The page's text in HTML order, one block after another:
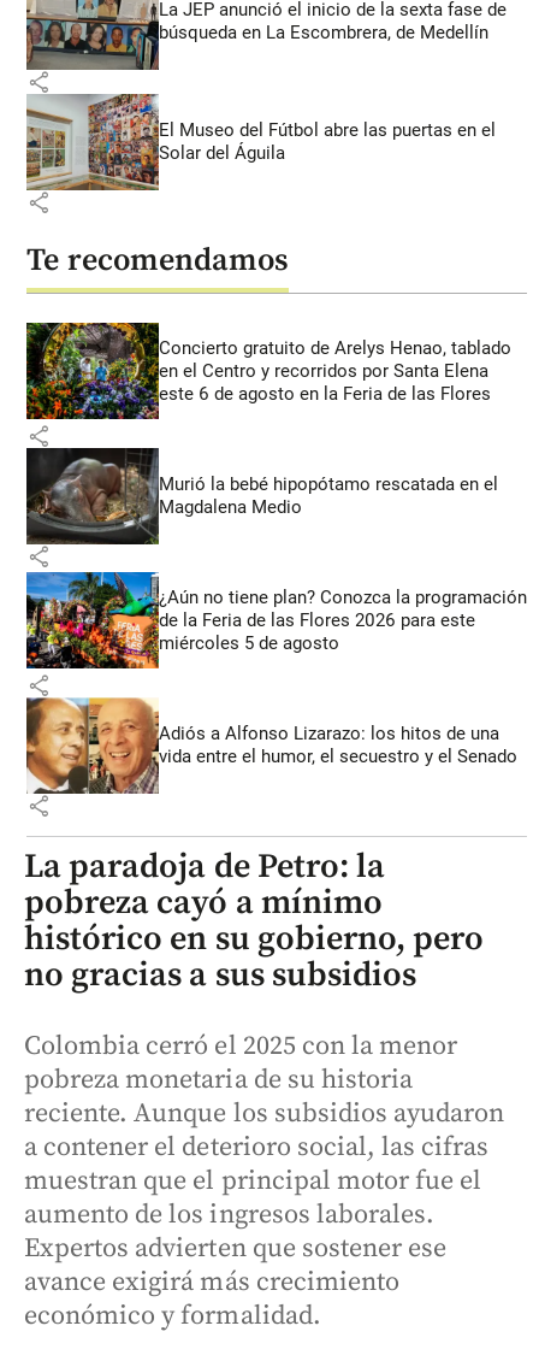
La JEP anunció el inicio de la sexta fase de
búsqueda en La Escombrera, de Medellín
share
El Museo del Fútbol abre las puertas en el
Solar del Águila
share
Te recomendamos
Concierto gratuito de Arelys Henao, tablado
en el Centro y recorridos por Santa Elena
este 6 de agosto en la Feria de las Flores
share
Murió la bebé hipopótamo rescatada en el
Magdalena Medio
share
¿Aún no tiene plan? Conozca la programación
de la Feria de las Flores 2026 para este
miércoles 5 de agosto
share
Adiós a Alfonso Lizarazo: los hitos de una
vida entre el humor, el secuestro y el Senado
share
La paradoja de Petro: la
pobreza cayó a mínimo
histórico en su gobierno, pero
no gracias a sus subsidios
Colombia cerró el 2025 con la menor
pobreza monetaria de su historia
reciente. Aunque los subsidios ayudaron
a contener el deterioro social, las cifras
muestran que el principal motor fue el
aumento de los ingresos laborales.
Expertos advierten que sostener ese
avance exigirá más crecimiento
económico y formalidad.